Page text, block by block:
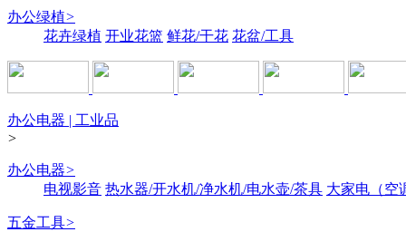
办公绿植>
花卉绿植 开业花篮 鲜花/干花 花盆/工具
办公电器 | 工业品
>
办公电器>
电视影音 热水器/开水机/净水机/电水壶/茶具 大家电（空
五金工具>